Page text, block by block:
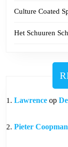
Culture Coated
Het Schuuren
Lawrence op
Pieter